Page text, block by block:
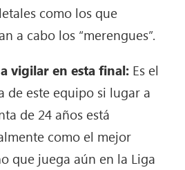
como los que
a cabo los “merengues”.
vigilar en esta final: Es el
de este equipo si lugar a
de 24 años está
como el mejor
que juega aún en la Liga